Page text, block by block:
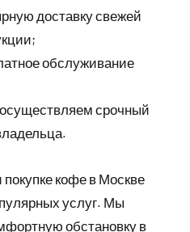
доставку свежей
обслуживание
срочный
кофе в Москве
услуг. Мы
обстановку в